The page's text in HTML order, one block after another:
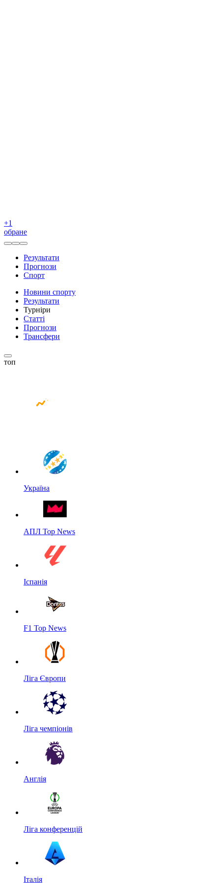
+1
обране
Результати
Прогнози
Спорт
Новини спорту
Результати
Турніри
Статті
Прогнози
Трансфери
топ
Україна
АПЛ Top News
Іспанія
F1 Top News
Ліга Європи
Ліга чемпіонів
Англія
Ліга конференцій
Італія